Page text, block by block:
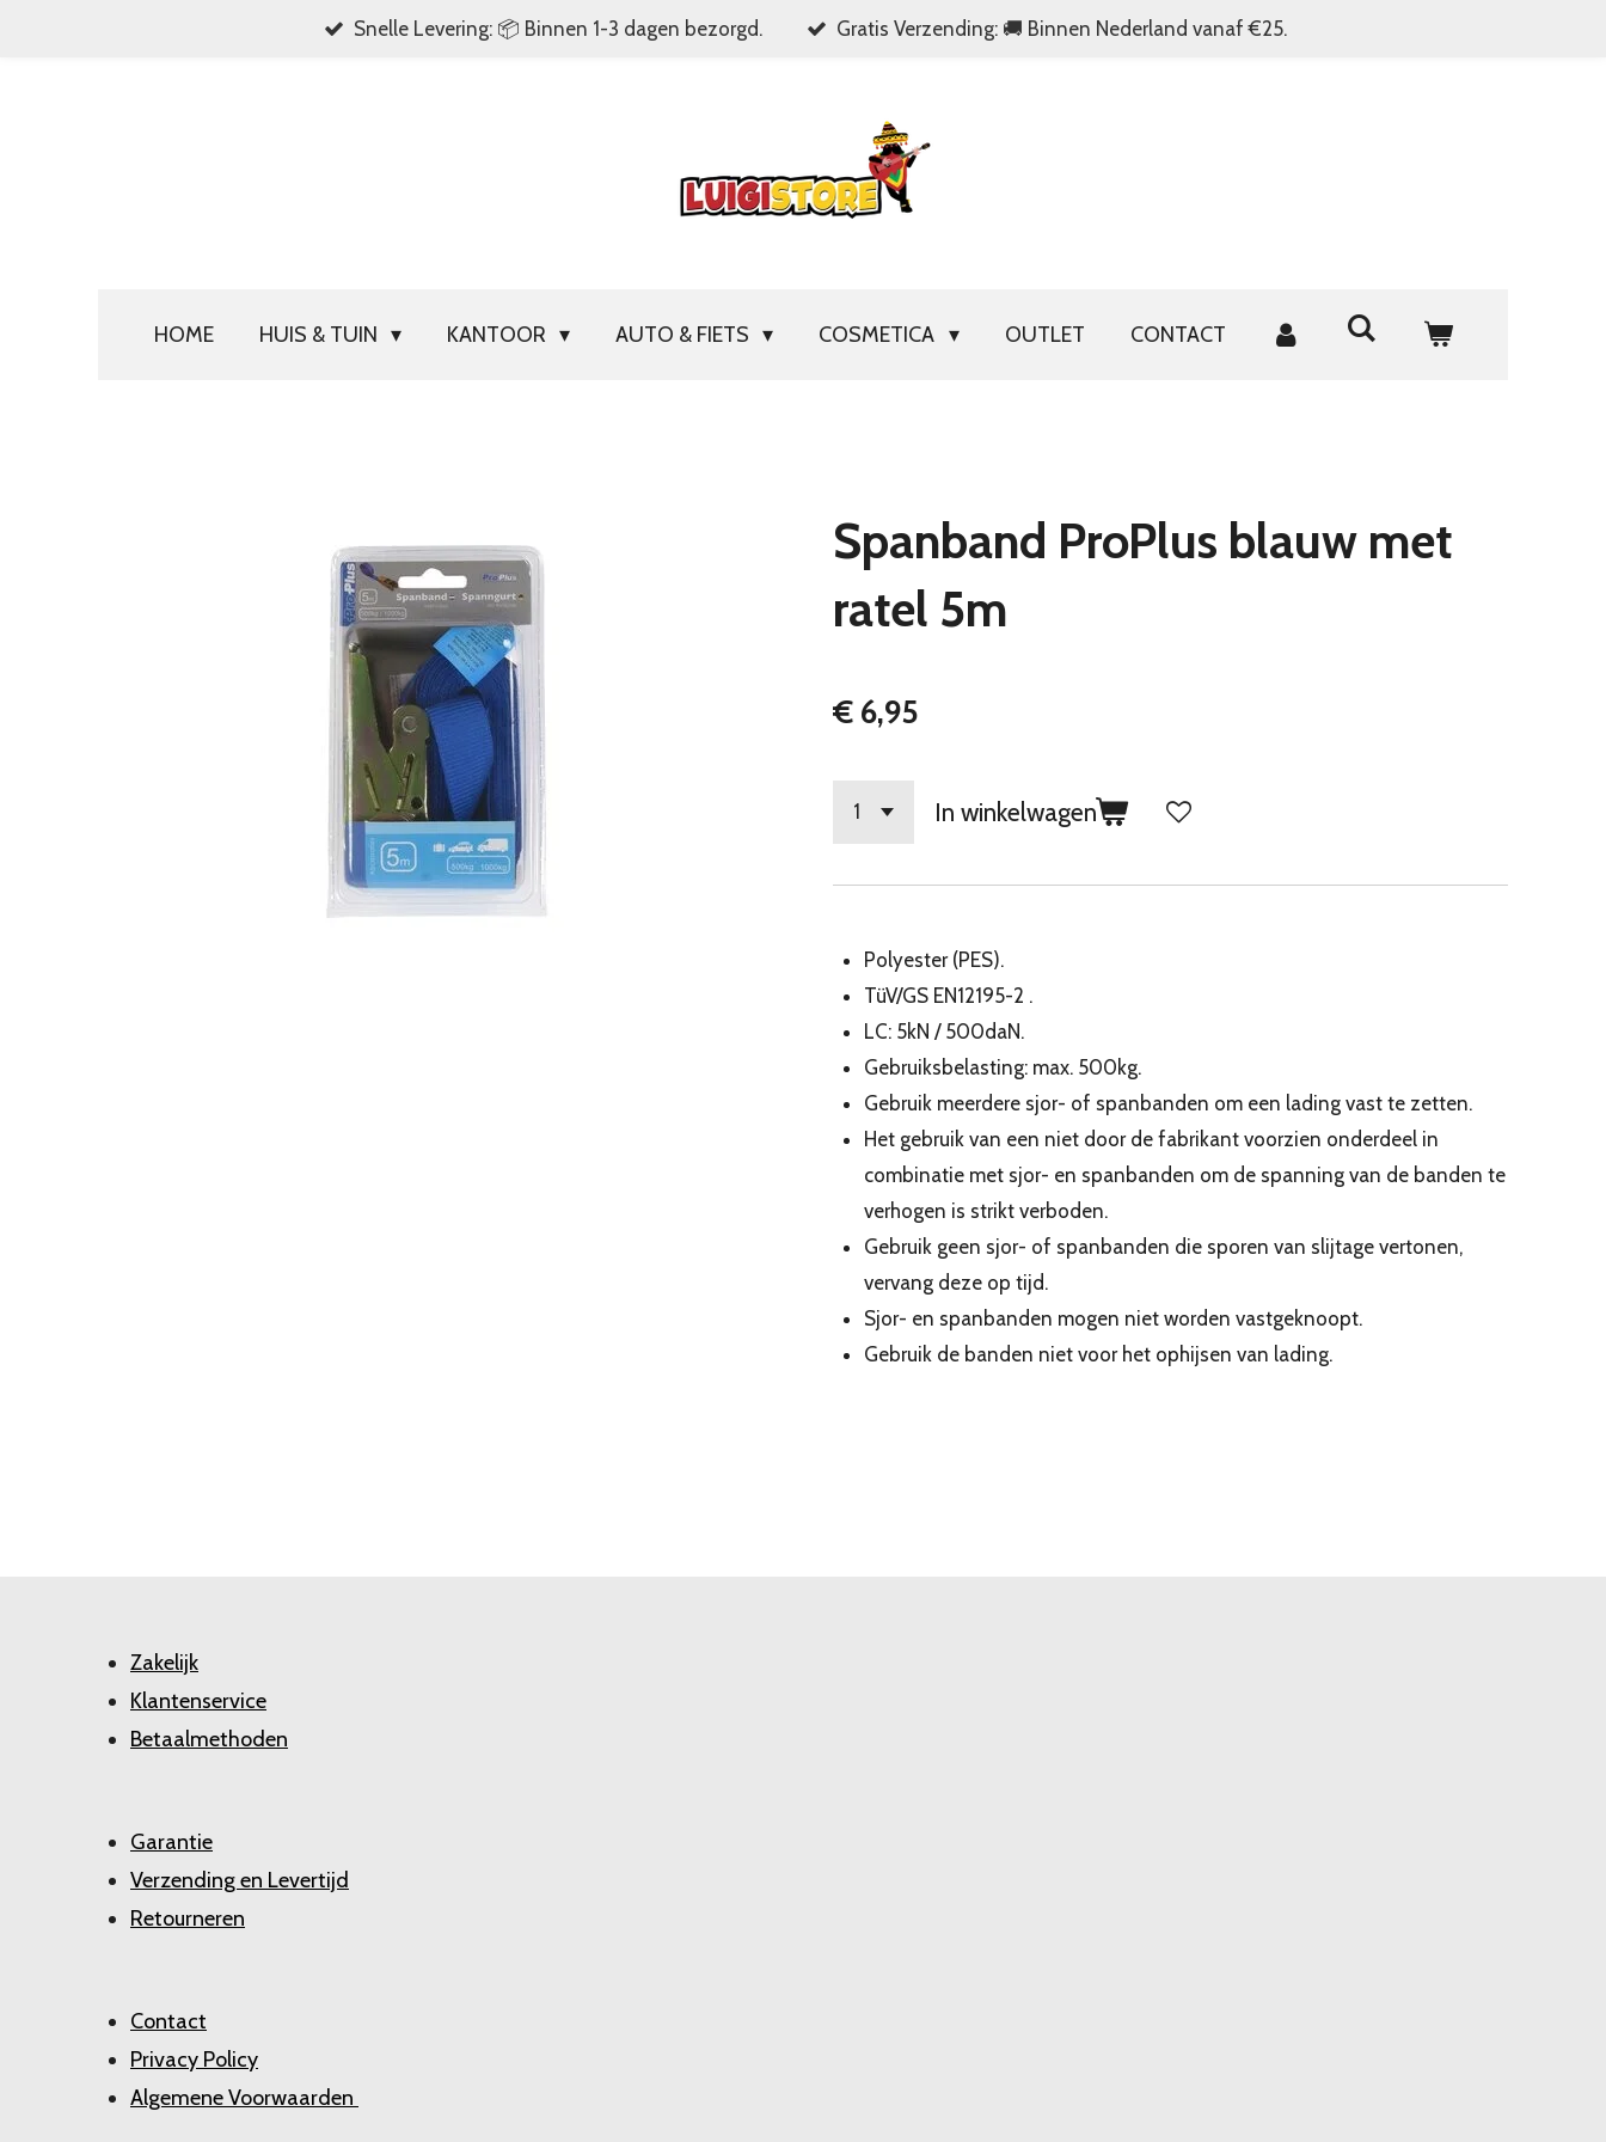
Snelle Levering: 📦 Binnen 1-3 dagen bezorgd. Gratis Verzending: 🚚 Binnen Nederland vanaf €25.
HOME HUIS & TUIN KANTOOR AUTO & FIETS COSMETICA OUTLET CONTACT
Spanband ProPlus blauw met
ratel 5m
€ 6,95
In winkelwagen
Polyester (PES).
TüV/GS EN12195-2 .
LC: 5kN / 500daN.
Gebruiksbelasting: max. 500kg.
Gebruik meerdere sjor- of spanbanden om een lading vast te zetten.
Het gebruik van een niet door de fabrikant voorzien onderdeel in
combinatie met sjor- en spanbanden om de spanning van de banden te
verhogen is strikt verboden.
Gebruik geen sjor- of spanbanden die sporen van slijtage vertonen,
vervang deze op tijd.
Sjor- en spanbanden mogen niet worden vastgeknoopt.
Gebruik de banden niet voor het ophijsen van lading.
Zakelijk
Klantenservice
Betaalmethoden
Garantie
Verzending en Levertijd
Retourneren
Contact
Privacy Policy
Algemene Voorwaarden